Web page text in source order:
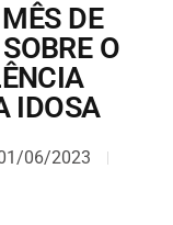
DE
O
IDOSA
06/2023